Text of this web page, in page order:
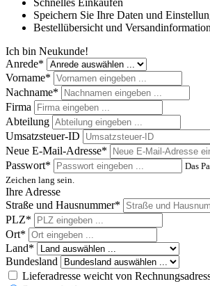
Schnelles Einkaufen
Speichern Sie Ihre Daten und
Bestellübersicht und
Ich bin Neukunde!
Anrede*
Vorname*
Nachname*
Firma
Abteilung
Umsatzsteuer-ID
Neue E-Mail-Adresse*
Passwort*
Das
Zeichen lang sein.
Ihre Adresse
Straße und Hausnummer*
PLZ*
Ort*
Land*
Bundesland
Lieferadresse weicht von